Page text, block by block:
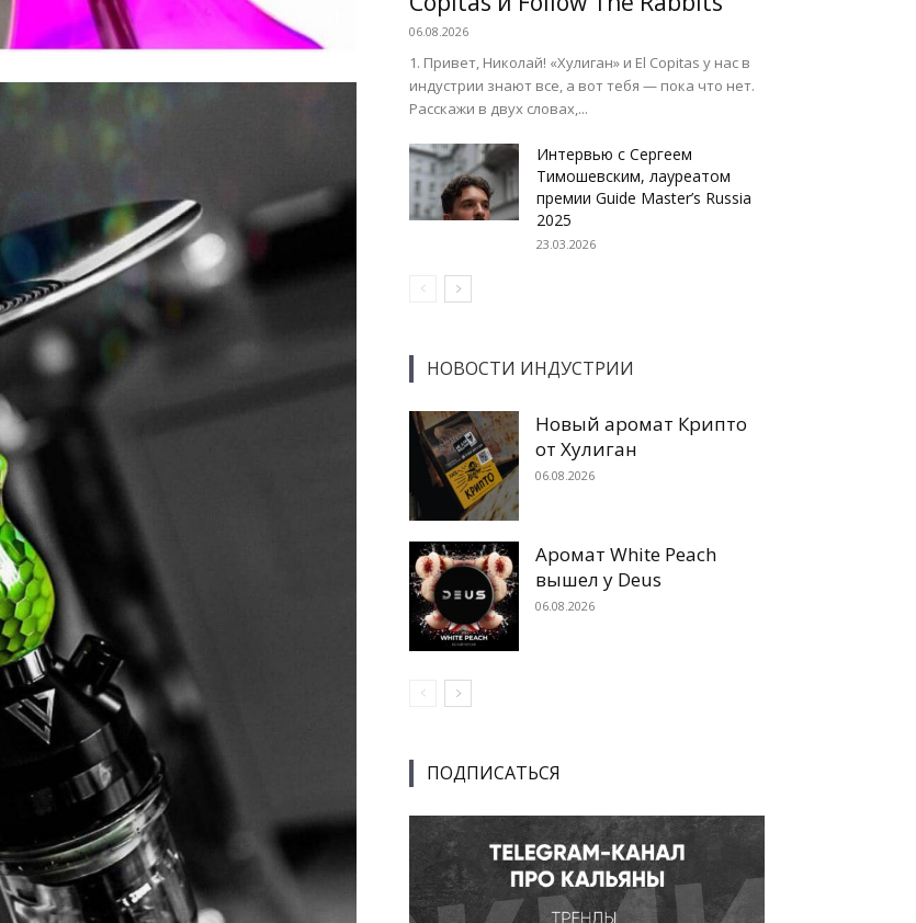
06.08.2026
1. Привет, Николай! «Хулиган» и El Copitas у нас в
индустрии знают все, а вот тебя — пока что нет.
Расскажи в двух словах,...
Интервью с Сергеем
Тимошевским, лауреатом
премии Guide Master’s Russia
2025
23.03.2026
НОВОСТИ ИНДУСТРИИ
Новый аромат Крипто
от Хулиган
06.08.2026
Аромат White Peach
вышел у Deus
06.08.2026
ПОДПИСАТЬСЯ